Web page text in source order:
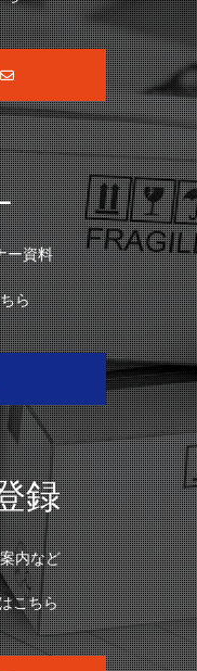
ー資料
ら
録
内など
こちら